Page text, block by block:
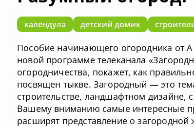
календула детский домик
Пособие начинающего огородника от
новой программе телеканала
огородничества, покажет, как
посвящен тыкве. Загородный — это
строительстве, ландшафтном дизайне,
Вашему вниманию самые интересные
расширят представление о